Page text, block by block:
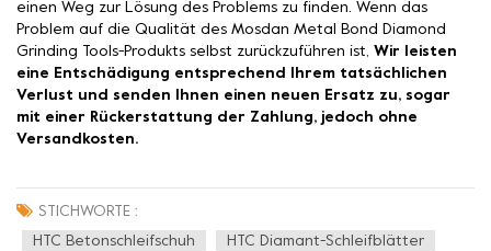
einen Weg zur Lösung des Problems zu finden. Wenn das
Problem auf die Qualität des Mosdan Metal Bond Diamond
Grinding Tools-Produkts selbst zurückzuführen ist, Wir leisten
eine Entschädigung entsprechend Ihrem tatsächlichen
Verlust und senden Ihnen einen neuen Ersatz zu, sogar
mit einer Rückerstattung der Zahlung, jedoch ohne
Versandkosten.
STICHWORTE :
HTC Betonschleifschuh HTC Diamant-Schleifblätter